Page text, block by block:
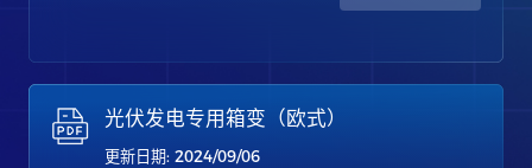
光伏发电专用箱变（欧式）
更新日期: 2024/09/06